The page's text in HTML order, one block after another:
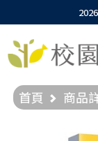
首頁 商品